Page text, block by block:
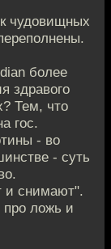
чудовищных
более
здравого
Тем, что
гос.
- во
- суть
и снимают".
про ложь и